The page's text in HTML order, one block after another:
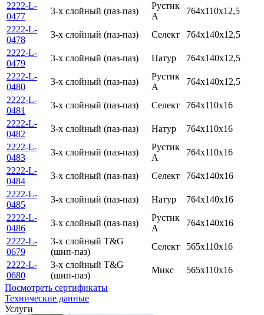
2222-L-
0477
3-х слойный (паз-паз)
Рустик
А
764x110x12,5
2222-L-
0478
3-х слойный (паз-паз) Селект
764x140x12,5
2222-L-
0479
3-х слойный (паз-паз) Натур
764x140x12,5
2222-L-
0480
3-х слойный (паз-паз)
Рустик
А
764x140x12,5
2222-L-
0481
3-х слойный (паз-паз) Селект
764x110x16
2222-L-
0482
3-х слойный (паз-паз) Натур
764x110x16
2222-L-
0483
3-х слойный (паз-паз)
Рустик
А
764x110x16
2222-L-
0484
3-х слойный (паз-паз) Селект
764x140x16
2222-L-
0485
3-х слойный (паз-паз) Натур
764x140x16
2222-L-
0486
3-х слойный (паз-паз)
Рустик
А
764x140x16
2222-L-
0679
3-х слойный T&G
(шип-паз)
Селект
565x110x16
2222-L-
0680
3-х слойный T&G
(шип-паз)
Микс
565x110x16
Посмотреть сертификаты
Технические данные
Услуги